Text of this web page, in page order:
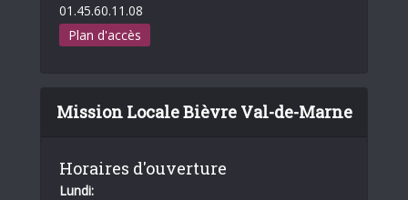
01.45.60.11.08
Plan d'accès
Mission Locale Bièvre Val-de-Marne
Horaires d'ouverture
Lundi: